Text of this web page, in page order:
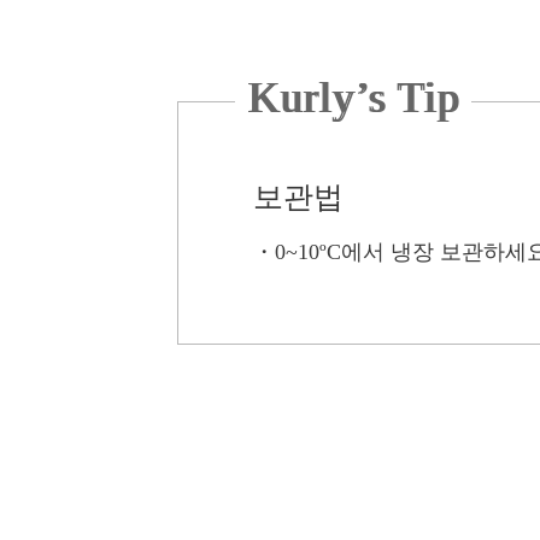
Kurly’s Tip
보관법
・ 0~10ºC에서 냉장 보관하세